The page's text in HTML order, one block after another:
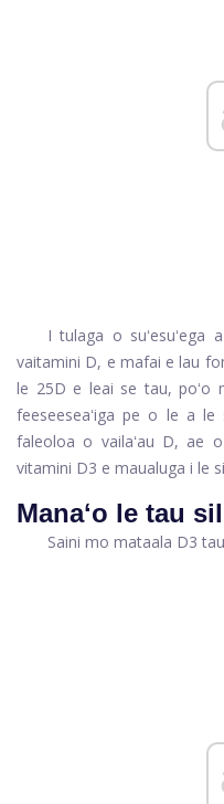
I tulaga o
vaitamini D, e mafai e lau
le 25D e leai se tau, poʻo
feeseeseaʻiga pe o le a
faleoloa o vailaʻau D, ae
vitamini D3 e maualuga i le
Manaʻo le tau
Saini mo mataala D3